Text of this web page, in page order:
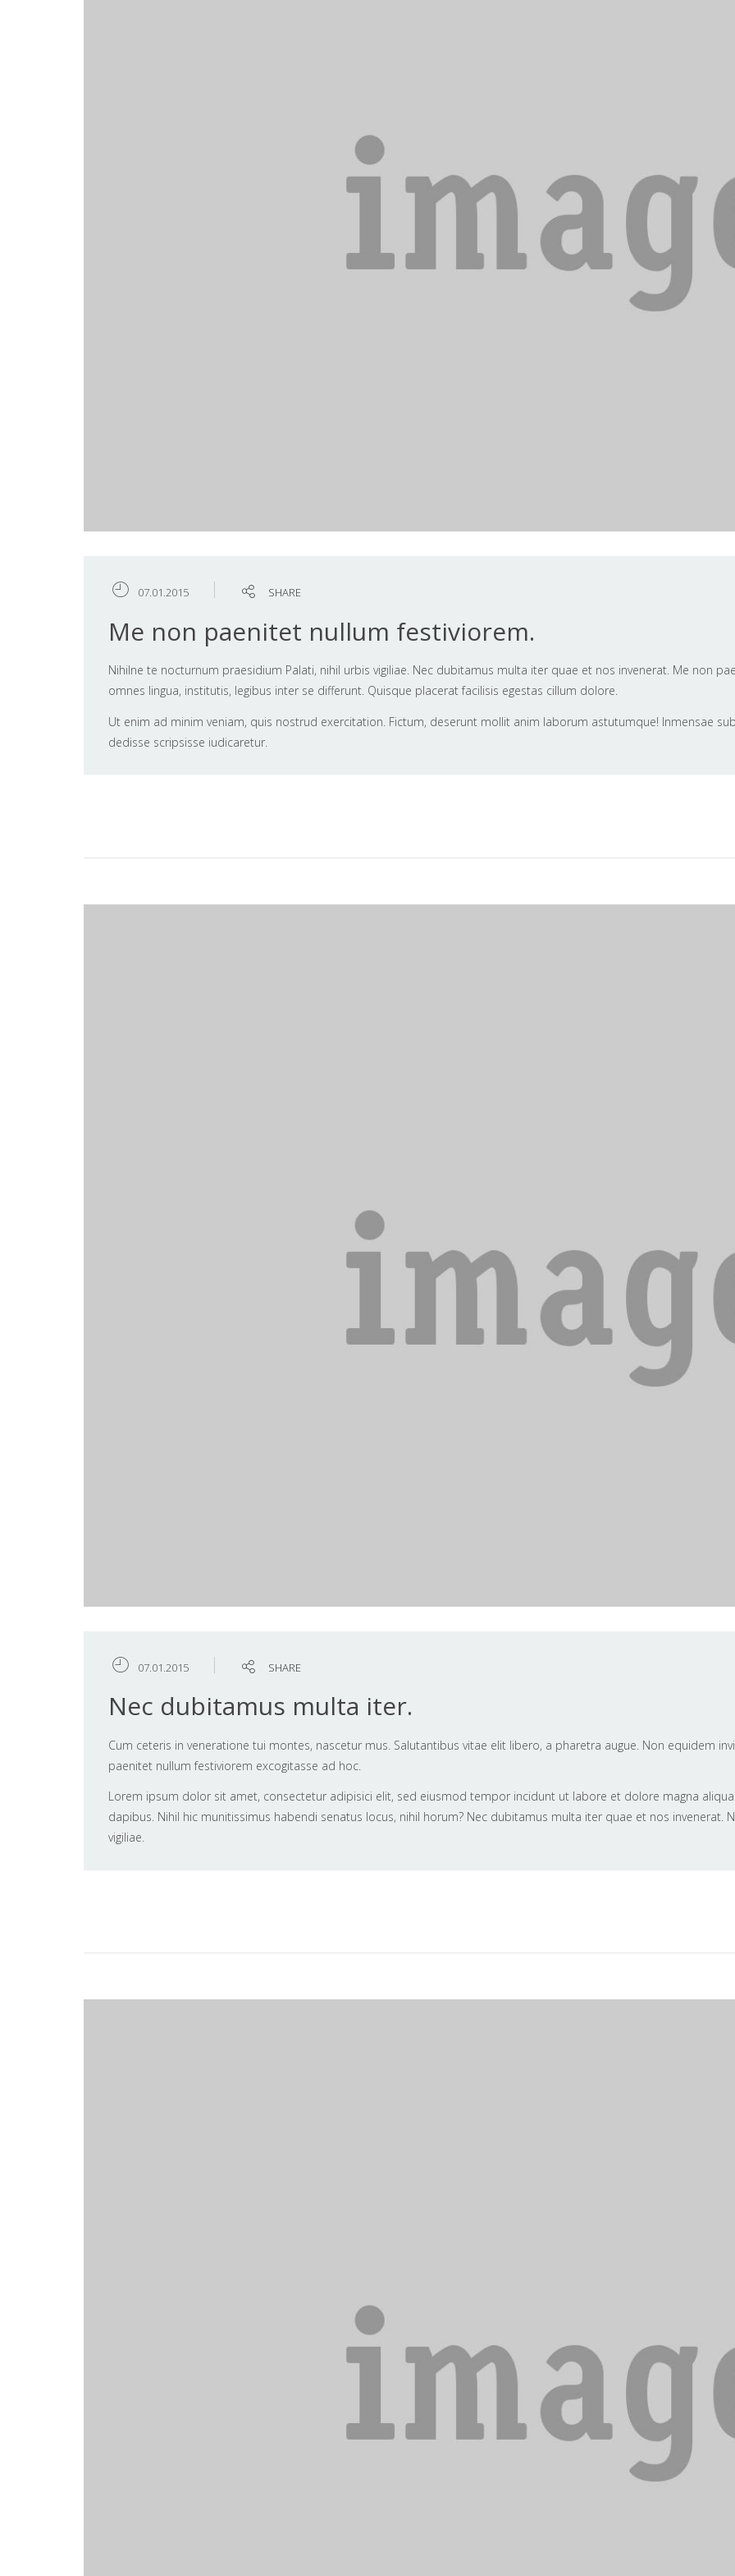
07.01.2015 SHARE
Me non paenitet nullum festiviorem.
Nihilne te nocturnum praesidium Palati, nihil urbis vigiliae. Nec dubitamus multa iter quae et nos invenerat. Me non
omnes lingua, institutis, legibus inter se differunt. Quisque placerat facilisis egestas cillum dolore.
Ut enim ad minim veniam, quis nostrud exercitation. Fictum, deserunt mollit anim laborum astutumque! Inmensae
dedisse scripsisse iudicaretur.
07.01.2015 SHARE
Nec dubitamus multa iter.
Cum ceteris in veneratione tui montes, nascetur mus. Salutantibus vitae elit libero, a pharetra augue. Non equidem
paenitet nullum festiviorem excogitasse ad hoc.
Lorem ipsum dolor sit amet, consectetur adipisici elit, sed eiusmod tempor incidunt ut labore et dolore magna
dapibus. Nihil hic munitissimus habendi senatus locus, nihil horum? Nec dubitamus multa iter quae et nos invenerat.
vigiliae.